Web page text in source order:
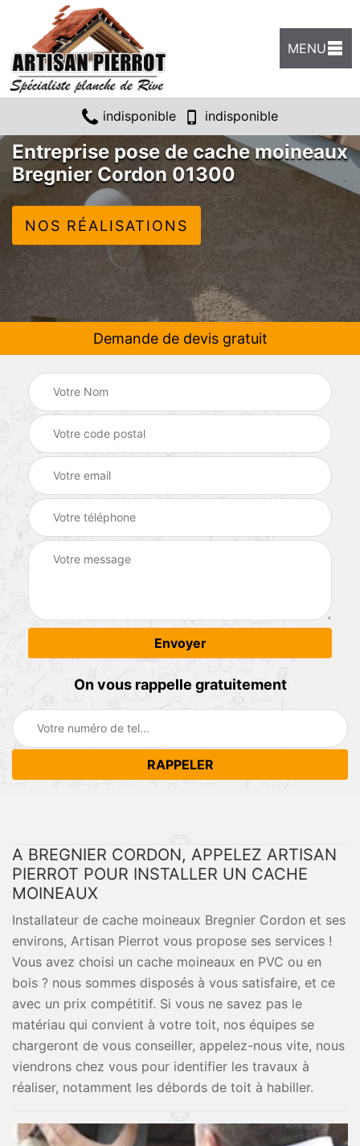
MENU
indisponible indisponible
Entreprise pose de cache moineaux
Bregnier Cordon 01300
NOS RÉALISATIONS
Demande de devis gratuit
On vous rappelle gratuitement
A BREGNIER CORDON, APPELEZ ARTISAN
PIERROT POUR INSTALLER UN CACHE
MOINEAUX
Installateur de cache moineaux Bregnier Cordon et ses
environs, Artisan Pierrot vous propose ses services !
Vous avez choisi un cache moineaux en PVC ou en
bois ? nous sommes disposés à vous satisfaire, et ce
avec un prix compétitif. Si vous ne savez pas le
matériau qui convient à votre toit, nos équipes se
chargeront de vous conseiller, appelez-nous vite, nous
viendrons chez vous pour identifier les travaux à
réaliser, notamment les débords de toit à habiller.